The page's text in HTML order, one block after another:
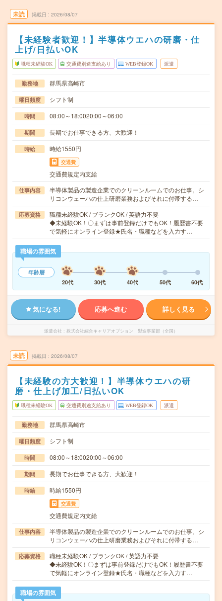
未読 掲載日 2026/08/07
【未経験者歓迎！】半導体ウエハの研磨・仕
上げ/日払いOK
職種未経験OK 交通費別途支給あり WEB登録OK 派遣
勤務地 群馬県高崎市
曜日頻度 シフト制
時間 08:00～18:0020:00～06:00
期間 長期でお仕事できる方、大歓迎！
時給 時給1550円
交通費
交通費規定内支給
仕事内容
半導体製品の製造企業でのクリーンルームでのお仕事。シ
リコンウェーハの仕上研磨業務およびそれに付帯する…
応募資格
職種未経験OK / ブランクOK / 英語力不要
◆未経験OK！〇まずは事前登録だけでもOK！履歴書不要
で気軽にオンライン登録★氏名・職種などを入力す…
職場の雰囲気
年齢層
20代
30代 40代 50代 60代
気になる! 応募へ進む 詳しく見る
派遣会社 株式会社綜合キャリアオプション 製造事業部（全国）
未読 掲載日 2026/08/07
【未経験の方大歓迎！】半導体ウエハの研
磨・仕上げ加工/日払いOK
職種未経験OK 交通費別途支給あり WEB登録OK 派遣
勤務地 群馬県高崎市
曜日頻度 シフト制
時間 08:00～18:0020:00～06:00
期間 長期でお仕事できる方、大歓迎！
時給 時給1550円
交通費
交通費規定内支給
仕事内容
半導体製品の製造企業でのクリーンルームでのお仕事。シ
リコンウェーハの仕上研磨業務およびそれに付帯する…
応募資格
職種未経験OK / ブランクOK / 英語力不要
◆未経験OK！〇まずは事前登録だけでもOK！履歴書不要
で気軽にオンライン登録★氏名・職種などを入力す…
職場の雰囲気